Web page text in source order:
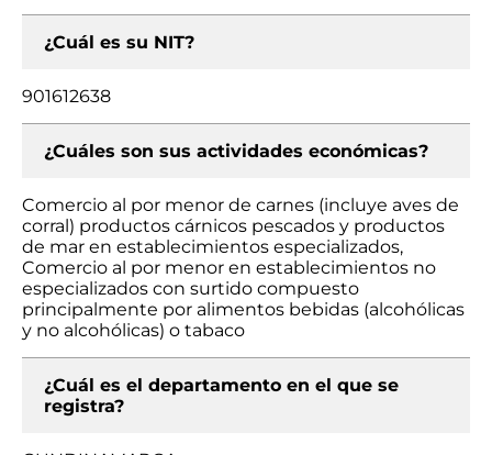
¿Cuál es su NIT?
901612638
¿Cuáles son sus actividades económicas?
Comercio al por menor de carnes (incluye aves de
corral) productos cárnicos pescados y productos
de mar en establecimientos especializados,
Comercio al por menor en establecimientos no
especializados con surtido compuesto
principalmente por alimentos bebidas (alcohólicas
y no alcohólicas) o tabaco
¿Cuál es el departamento en el que se
registra?